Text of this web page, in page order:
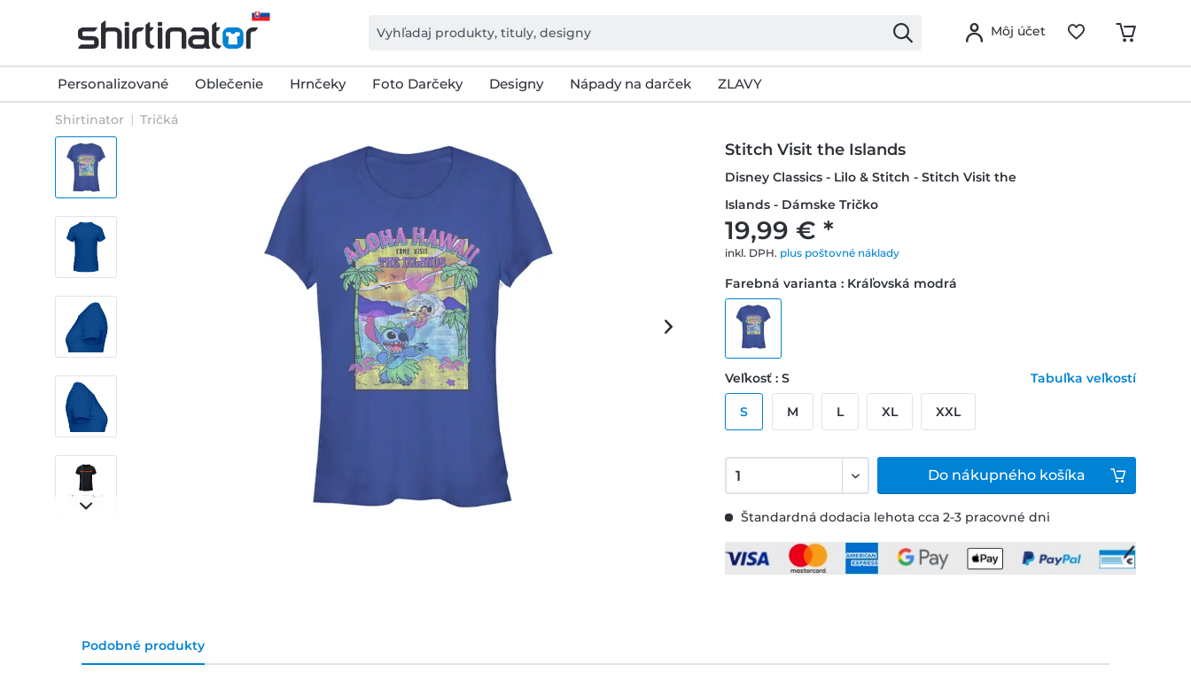
Môj účet
Personalizované Oblečenie Hrnčeky Foto Darčeky Designy Nápady na darček ZLAVY
Shirtinator Tričká
Stitch Visit the Islands
Disney Classics - Lilo & Stitch - Stitch Visit the
Islands - Dámske Tričko
19,99 € *
inkl. DPH. plus poštovné náklady
Štandardná dodacia lehota cca 2-3 pracovné dni
Farebná varianta : Kráľovská modrá
Veľkosť : S Tabuľka veľkostí
S M L XL XXL
Do nákupného košíka
Podobné produkty